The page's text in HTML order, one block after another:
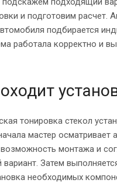
и подготовим расчет.
подбирается
работала корректно и
тонировка стекол
мастер осматривает
монтажа и
Затем
необходимых